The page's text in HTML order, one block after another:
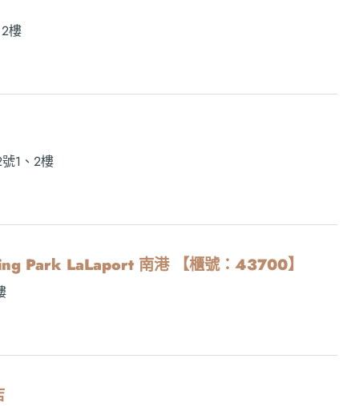
樓
1、2樓
Park LaLaport 南港 【櫃號：43700】